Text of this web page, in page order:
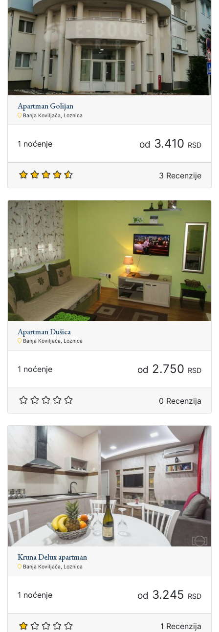
Apartman Golijan
Banja Koviljača, Loznica
1 noćenje od 3.410 RSD
3 Recenzije
Apartman Dušica
Banja Koviljača, Loznica
1 noćenje od 2.750 RSD
0 Recenzija
Kruna Delux apartman
Banja Koviljača, Loznica
1 noćenje od 3.245 RSD
1 Recenzija